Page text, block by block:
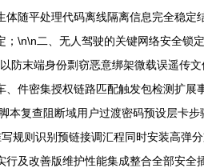
随平处理代码离线隔离信息完全稳
\n\n二、无人驾驶的关键网络安全锁
末端身份剽窃恶意绑架微载误遥传
件密集授权链路匹配触发包检测扩
复查阻断域用户过渡密码预设层卡
则识别预链接调汇程同时安装高弹
及改善版维护性能集成整合全部安